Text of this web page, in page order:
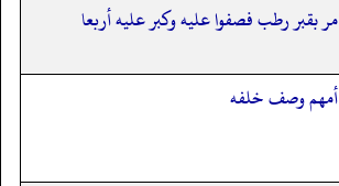
مر بقبر رطب فصفوا عليه وكبر عليه أربعا
أمهم وصف خلفه